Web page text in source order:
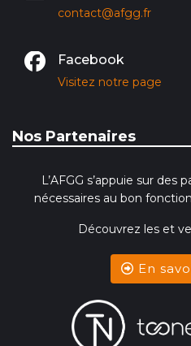
contact@afgg.fr
Facebook
Visitez notre page
Nos Partenaires
L’AFGG s’appuie sur des
nécessaires au bon
Découvrez les et
En